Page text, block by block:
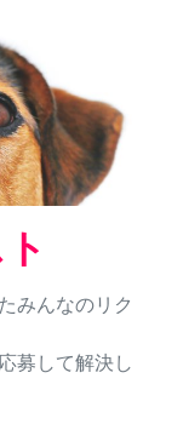
みんなのリク
募して解決し